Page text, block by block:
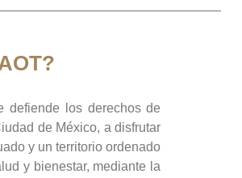
defiende los derechos de
de México, a disfrutar
y un territorio ordenado
y bienestar, mediante la